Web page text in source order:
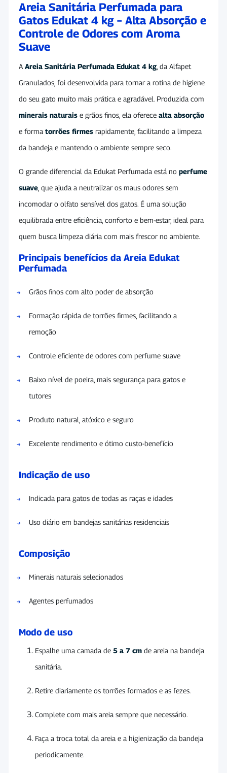
Areia Sanitária Perfumada para
Gatos Edukat 4 kg – Alta Absorção e
Controle de Odores com Aroma
Suave
A Areia Sanitária Perfumada Edukat 4 kg , da Alfapet
Granulados , foi desenvolvida para tornar a rotina de higiene
do seu gato muito mais prática e agradável. Produzida com
minerais naturais e grãos finos, ela oferece alta absorção
e forma torrões firmes rapidamente, facilitando a limpeza
da bandeja e mantendo o ambiente sempre seco.
O grande diferencial da Edukat Perfumada está no perfume
suave , que ajuda a neutralizar os maus odores sem
incomodar o olfato sensível dos gatos. É uma solução
equilibrada entre eficiência, conforto e bem-estar, ideal para
quem busca limpeza diária com mais frescor no ambiente.
Principais benefícios da Areia Edukat
Perfumada
Grãos finos com alto poder de absorção
Formação rápida de torrões firmes, facilitando a
remoção
Controle eficiente de odores com perfume suave
Baixo nível de poeira, mais segurança para gatos e
tutores
Produto natural, atóxico e seguro
Excelente rendimento e ótimo custo-benefício
Indicação de uso
Indicada para gatos de todas as raças e idades
Uso diário em bandejas sanitárias residenciais
Composição
Minerais naturais selecionados
Agentes perfumados
Modo de uso
Espalhe uma camada de 5 a 7 cm de areia na bandeja
sanitária.
Retire diariamente os torrões formados e as fezes.
Complete com mais areia sempre que necessário.
Faça a troca total da areia e a higienização da bandeja
periodicamente.